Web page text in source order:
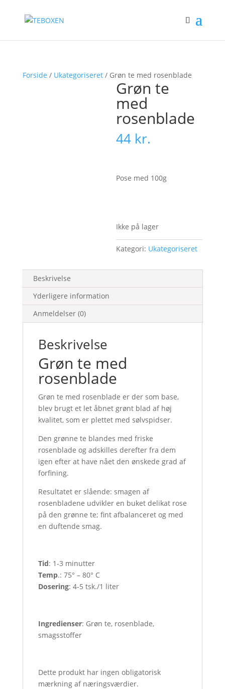
Forside / Ukategoriseret/ Grøn te med rosenblade
Grøn te
med
rosenblade
44 kr.
Pose med 100g
Ikke på lager
Kategori: Ukategoriseret
Beskrivelse
Yderligere information
Anmeldelser (0)
Beskrivelse
Grøn te med
rosenblade
Grøn te med rosenblade er der som base,
blev brugt et let åbnet grønt blad af høj
kvalitet, som er plettet med sølvspidser.
Den grønne te blandes med friske
rosenblade og adskilles derefter fra dem
igen efter at have nået den ønskede grad af
forfining.
Resultatet er slående: smagen af
rosenbladene udvikler en buket delikat rose
på den grønne te; fint afbalanceret og med
en duftende smag.
Tid: 1-3 minutter
Temp.: 75° – 80° C
Dosering: 4-5 tsk./1 liter
Ingredienser: Grøn te, rosenblade,
smagsstoffer
Dette produkt har ingen obligatorisk
mærkning af næringsværdier.